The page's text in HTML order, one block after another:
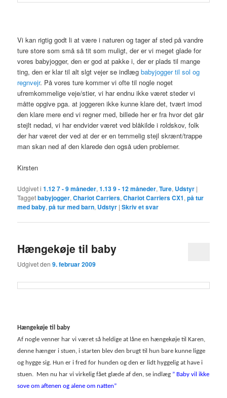
Vi kan rigtig godt li at være i naturen og tager af sted på vandre
ture store som små så tit som muligt, der er vi meget glade for
vores babyjogger, den er god at pakke i, der er plads til mange
ting, den er klar til alt slgt vejer se indlægbabyjogger til sol og
regnvejr. På vores ture kommer vi ofte til nogle noget
ufremkommelige veje/stier, vi har endnu ikke været steder vi
måtte opgive pga. at joggeren ikke kunne klare det, tvært imod
den klare mere end vi regner med, billede her er fra hvor det går
stejlt nedad, vi har endvider været ved blåkilde i roldskov, folk
der har været der ved at der er en temmelig stejl skrænt/trappe
man skan ned af den klarede den også uden problemer.
Kirsten
Udgivet i 1.12 7 - 9 måneder,1.13 9 - 12 måneder,Ture, Udstyr |
Taggetbabyjogger,Chariot Carriers,Chariot Carriers CX1,på tur
med baby,på tur med barn, Udstyr |Skriv et svar
Hængekøje til baby
Udgivet den9. februar 2009
Hængekøje til baby
Af nogle venner har vi været så heldige at låne en hængekøje til Karen,
denne hænger i stuen, i starten blev den brugt til hun bare kunne ligge
og hygge sig. Hun er i fred for hunden og den er lidt hyggelig at have i
stuen. Men nu har vi virkelig fået glæde af den, se indlæg ” Baby vil ikke
sove om aftenen og alene om natten”